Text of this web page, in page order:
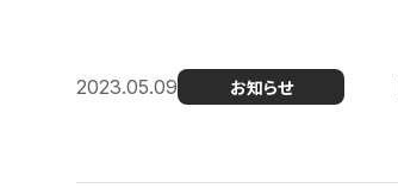
2023.05.09 お知らせ